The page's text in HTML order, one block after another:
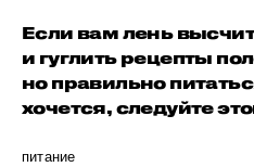
Если вам лень
и гуглить рецепты
но правильно
хочется, следуйте
питание